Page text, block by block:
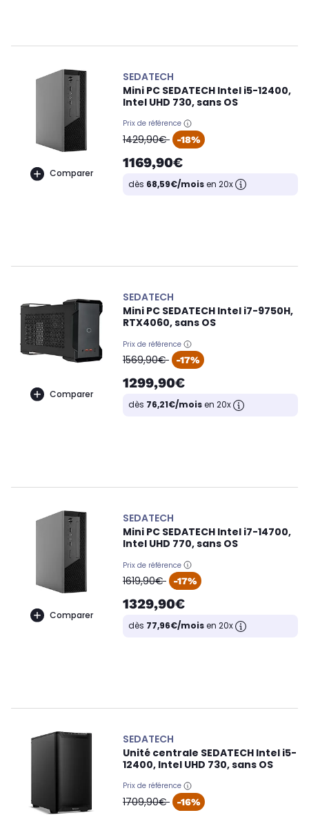
Comparer
SEDATECH
Mini PC SEDATECH Intel i5-12400,
Intel UHD 730, sans OS
Prix de référence
oldPrice
1429,90€ -18%
1169,90€
dès 68,59€/moisen 20x
Comparer
SEDATECH
Mini PC SEDATECH Intel i7-9750H,
RTX4060, sans OS
Prix de référence
oldPrice
1569,90€ -17%
1299,90€
dès 76,21€/moisen 20x
Comparer
SEDATECH
Mini PC SEDATECH Intel i7-14700,
Intel UHD 770, sans OS
Prix de référence
oldPrice
1619,90€ -17%
1329,90€
dès 77,96€/moisen 20x
SEDATECH
Unité centrale SEDATECH Intel i5-
12400, Intel UHD 730, sans OS
Prix de référence
oldPrice
1709,90€ -16%